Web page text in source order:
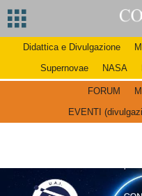
Didattica e Divulgazione
Supernovae
NASA
FORUM
EVENTI